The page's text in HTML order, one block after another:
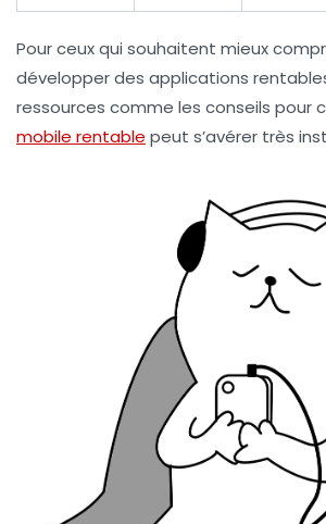
Pour ceux qui souhaitent mieux
développer des applications
ressources comme les conseils pour
mobile rentable peut s’avérer très